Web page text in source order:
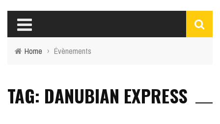
Home › Évènements
TAG: DANUBIAN EXPRESS